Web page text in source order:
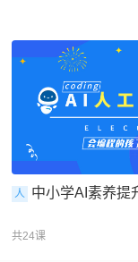
人 中小学AI素养提
共24课